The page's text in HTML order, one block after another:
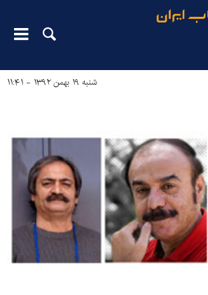
شنبه ۱۹ بهمن ۱۳۹۲ - ۱۱:۴۱